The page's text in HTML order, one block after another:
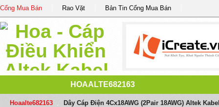
Cổng Mua Bán Rao Vặt Bản Tin Cổng Mua Bán
HOAALTE682163
Hoaalte682163 Dây Cáp Điện 4Cx18AWG (2Pair 18AWG) Altek